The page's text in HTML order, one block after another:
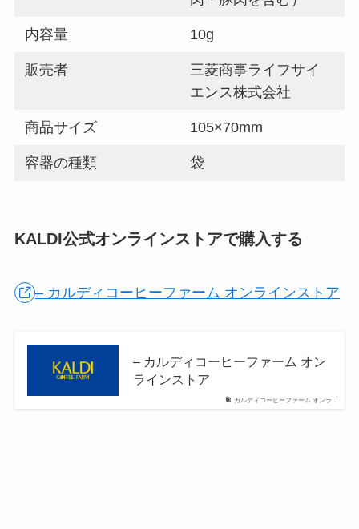
内容量 10g
販売者
三菱商事ライフサイ
エンス株式会社
商品サイズ 105×70mm
容器の種類 袋
KALDI公式オンラインストアで購入する
– カルディコーヒーファーム オンラインストア
カルディコーヒーファーム オンラ…
– カルディコーヒーファーム オン
ラインストア